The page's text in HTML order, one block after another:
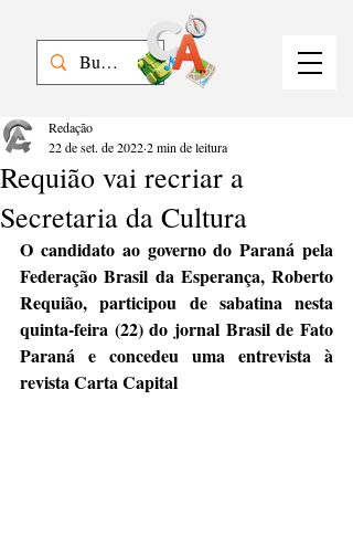
Requião vai recriar a
Secretaria da Cultura
Redação
22 de set. de 20222 min de leitura
O candidato ao governo do Paraná pela
Federação Brasil da Esperança, Roberto
Requião, participou de sabatina nesta
quinta-feira (22) do jornal Brasil de Fato
Paraná e concedeu uma entrevista à
revista Carta Capital